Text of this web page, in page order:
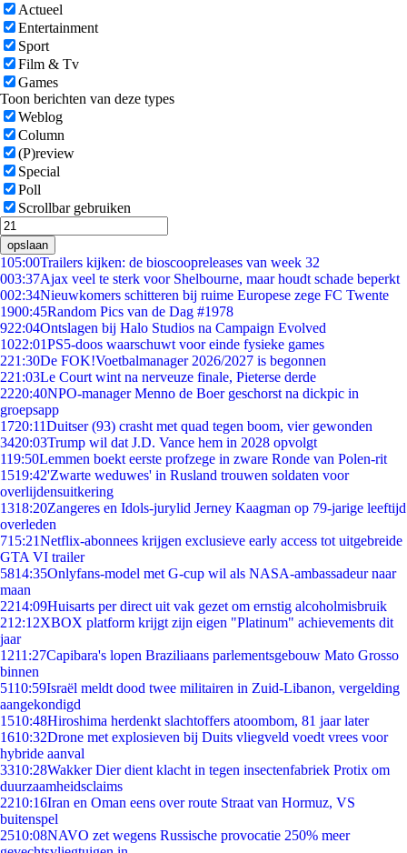
Actueel
Entertainment
Sport
Film & Tv
Games
Toon berichten van deze types
Weblog
Column
(P)review
Special
Poll
Scrollbar gebruiken
opslaan
105:00Trailers kijken: de bioscoopreleases van week 32
003:37Ajax veel te sterk voor Shelbourne, maar houdt schade beperkt
002:34Nieuwkomers schitteren bij ruime Europese zege FC Twente
1900:45Random Pics van de Dag #1978
922:04Ontslagen bij Halo Studios na Campaign Evolved
1022:01PS5-doos waarschuwt voor einde fysieke games
221:30De FOK!Voetbalmanager 2026/2027 is begonnen
221:03Le Court wint na nerveuze finale, Pieterse derde
2220:40NPO-manager Menno de Boer geschorst na dickpic in
groepsapp
1720:11Duitser (93) crasht met quad tegen boom, vier gewonden
3420:03Trump wil dat J.D. Vance hem in 2028 opvolgt
119:50Lemmen boekt eerste profzege in zware Ronde van Polen-rit
1519:42'Zwarte weduwes' in Rusland trouwen soldaten voor
overlijdensuitkering
1318:20Zangeres en Idols-jurylid Jerney Kaagman op 79-jarige leeftijd
overleden
715:21Netflix-abonnees krijgen exclusieve early access tot uitgebreide
GTA VI trailer
5814:35Onlyfans-model met G-cup wil als NASA-ambassadeur naar
maan
2214:09Huisarts per direct uit vak gezet om ernstig alcoholmisbruik
212:12XBOX platform krijgt zijn eigen "Platinum" achievements dit
jaar
1211:27Capibara's lopen Braziliaans parlementsgebouw Mato Grosso
binnen
5110:59Israël meldt dood twee militairen in Zuid-Libanon, vergelding
aangekondigd
1510:48Hiroshima herdenkt slachtoffers atoombom, 81 jaar later
1610:32Drone met explosieven bij Duits vliegveld voedt vrees voor
hybride aanval
3310:28Wakker Dier dient klacht in tegen insectenfabriek Protix om
duurzaamheidsclaims
2210:16Iran en Oman eens over route Straat van Hormuz, VS
buitenspel
2510:08NAVO zet wegens Russische provocatie 250% meer